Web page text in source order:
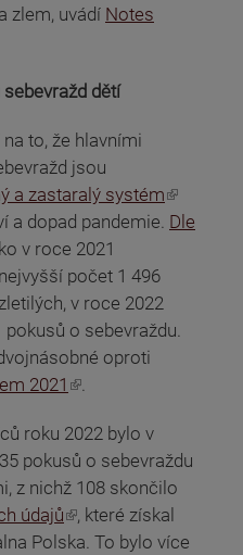
zlem, uvádí Notes
dětí
to, že hlavními
jsou
a zastaralý systém
a dopad pandemie. Dle
v roce 2021
počet 1 496
v roce 2022
pokusů o sebevraždu.
oproti
2021 .
roku 2022 bylo v
pokusů o sebevraždu
z nichž 108 skončilo
údajů
, které získal
Polska. To bylo více